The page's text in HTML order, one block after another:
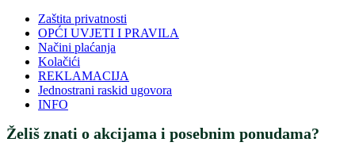
Zaštita privatnosti
OPĆI UVJETI I PRAVILA
Načini plaćanja
Kolačići
REKLAMACIJA
Jednostrani raskid ugovora
INFO
Želiš znati o akcijama i posebnim ponudama?